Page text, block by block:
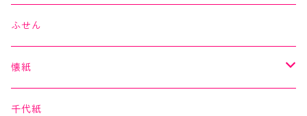
美MONDE
デコレーションテープ（クリアテープ）
田村美紀
クリアテープ
スイーツカード
YUNOKI
田村美紀
ふせん
懐紙
Kimono美
千代紙